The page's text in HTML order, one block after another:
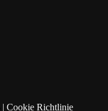
| Cookie Richtlinie